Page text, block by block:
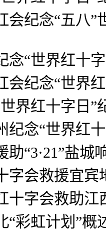
会纪念“五八”
念“世界红十
会纪念“世界
界红十字日”
纪念“世界红
助“3·21”盐城
字会救援宜宾
十字会救助江
“彩虹计划”概